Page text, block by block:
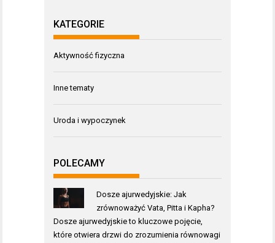
KATEGORIE
Aktywność fizyczna
Inne tematy
Uroda i wypoczynek
POLECAMY
Dosze ajurwedyjskie: Jak
zrównoważyć Vata, Pitta i Kapha?
Dosze ajurwedyjskie to kluczowe pojęcie,
które otwiera drzwi do zrozumienia równowagi